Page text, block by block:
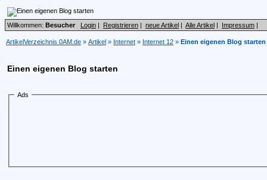
Willkommen: Besucher Login | Registrieren | neue Artikel | Alle Artikel | Impressum |
ArtikelVerzeichnis 0AM.de » Artikel » Internet » Internet 12 » Einen eigenen Blog starten
Einen eigenen Blog starten
Ads